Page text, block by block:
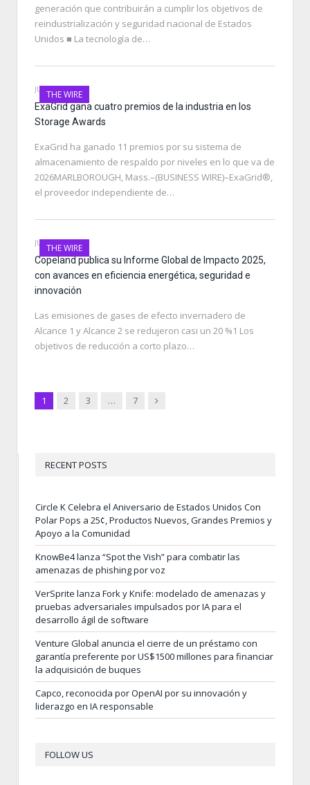
generación que contribuirán a cumplir los objetivos de
reindustrialización y seguridad nacional de Estados
Unidos ■ La tecnología de…
THE WIRE
JUNE 26, 2026
ExaGrid gana cuatro premios de la industria en los
Storage Awards
ExaGrid ha ganado 11 premios por su sistema de
almacenamiento de respaldo por niveles en lo que va de
2026MARLBOROUGH, Mass.–(BUSINESS WIRE)–ExaGrid®,
el proveedor independiente de…
THE WIRE
JUNE 26, 2026
Copeland publica su Informe Global de Impacto 2025,
con avances en eficiencia energética, seguridad e
innovación
Las emisiones de gases de efecto invernadero de
Alcance 1 y Alcance 2 se redujeron casi un 20 %1 Los
objetivos de reducción a corto plazo…
1 2 3 … 7 Next
RECENT POSTS
Circle K Celebra el Aniversario de Estados Unidos Con
Polar Pops a 25¢, Productos Nuevos, Grandes Premios y
Apoyo a la Comunidad
KnowBe4 lanza “Spot the Vish” para combatir las
amenazas de phishing por voz
VerSprite lanza Fork y Knife: modelado de amenazas y
pruebas adversariales impulsados por IA para el
desarrollo ágil de software
Venture Global anuncia el cierre de un préstamo con
garantía preferente por US$1500 millones para financiar
la adquisición de buques
Capco, reconocida por OpenAI por su innovación y
liderazgo en IA responsable
FOLLOW US